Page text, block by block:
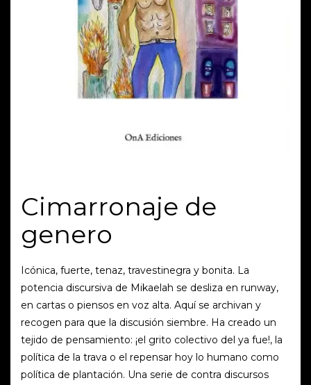
Cimarronaje de
genero
Icónica, fuerte, tenaz, travestinegra y bonita. La
potencia discursiva de Mikaelah se desliza en runway,
en cartas o piensos en voz alta. Aquí se archivan y
recogen para que la discusión siembre. Ha creado un
tejido de pensamiento: ¡el grito colectivo del ya fue!, la
política de la trava o el repensar hoy lo humano como
política de plantación. Una serie de contra discursos